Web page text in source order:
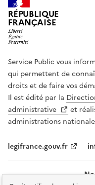
RÉPUBLIQUE
FRANÇAISE
Service Public vous
qui permettent de
droits et de faire vos
Il est édité par la
administrative
et
administrations
legifrance.gouv.fr